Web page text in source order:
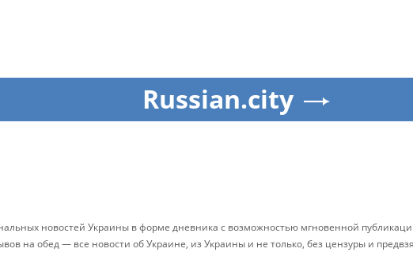
Russian.city
новостей Украины в форме дневника с возможностью мгновенной
на обед — все новости об Украине, из Украины и не только, без цензуры и